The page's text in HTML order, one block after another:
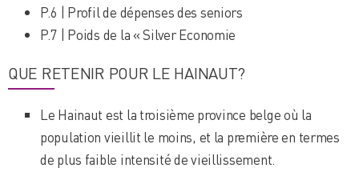
P.6 | Profil de dépenses des seniors
P.7 | Poids de la « Silver Economie
QUE RETENIR POUR LE HAINAUT?
Le Hainaut est la troisième province belge où la
population vieillit le moins, et la première en termes
de plus faible intensité de vieillissement.